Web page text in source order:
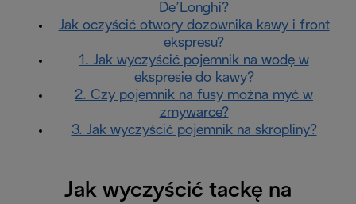
De’Longhi?
Jak oczyścić otwory dozownika kawy i front
ekspresu?
1. Jak wyczyścić pojemnik na wodę w
ekspresie do kawy?
2. Czy pojemnik na fusy można myć w
zmywarce?
3. Jak wyczyścić pojemnik na skropliny?
Jak wyczyścić tackę na